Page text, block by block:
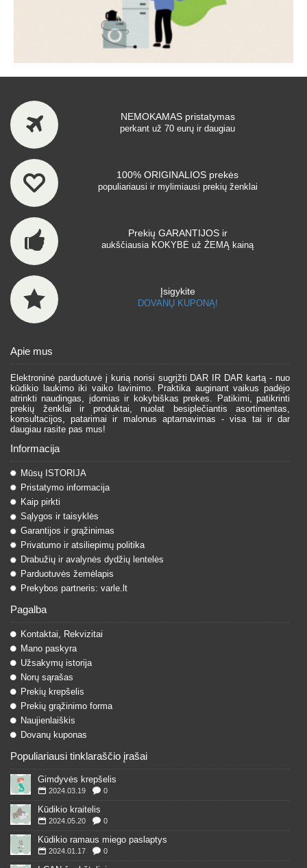
NEMOKAMAS pristatymas
perkant už 70 eurų ir daugiau
100% ORIGINALIOS prekės
populiariausi ir mylimiausi prekių ženklai
Prekių GARANTIJOS ir
aukščiausia KOKYBĖ už ŽEMĄ kainą
Įsigykite
DOVANŲ KUPONĄ!
Apie mus
Elektroninė parduotuvė į kurią norisi sugrįžti DAR IR DAR kartą - nuo
kūdikio laukimo iki vaiko lavinimo. Praktika auginant vaikus padėjo
atrinkti naudingas, įdomias ir kokybiškas prekes. Patikimi, patikrinti
prekių ženklai ir produktai, nuolat besiplečiantis asortimentas,
konsultacijos, patarimai ir malonus aptarnavimas - visa tai ir dar
daugiau rasite pas mus!
Informacija
Mūsų ISTORIJA
Pristatymo informacija
Kaip pirkti
Sąlygos ir taisyklės
Garantijos ir grąžinimas
Privatumo ir atsiliepimų politika
Drabužių ir avalynės dydžių lentelės
Parduotuvės žemėlapis
Prekybos partneris: varle.lt
Pagalba
Kontaktai, Rekvizitai
Mano paskyra
Užsakymų istorija
Norų sąrašas
Prekių krepšelis
Prekių grąžinimo forma
Naujienlaiškis
Dovanų kuponas
Populiariausi tinklaraščio įrašai
Gimdyvės krepšelis
2024.03.19 0
Kūdikio kraitelis
2024.05.20 0
Kūdikio ramaus miego paslaptys
2024.01.17 0